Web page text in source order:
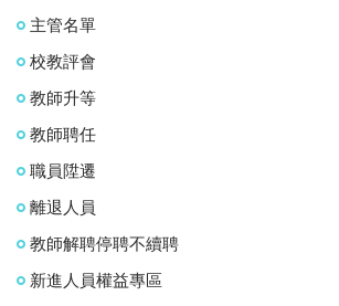
主管名單
校教評會
教師升等
教師聘任
職員陞遷
離退人員
教師解聘停聘不續聘
新進人員權益專區